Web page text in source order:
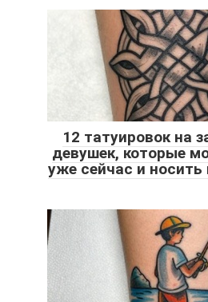
12 татуировок на
девушек, которые
уже сейчас и носить